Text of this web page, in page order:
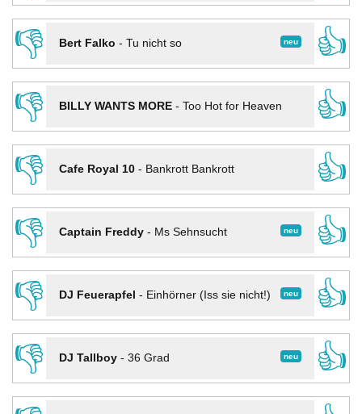
👎
neu
Bert Falko - Tu nicht so
👍
👎
BILLY WANTS MORE- Too Hot for Heaven
👍
👎
Cafe Royal 10- Bankrott Bankrott
👍
👎
neu
Captain Freddy- Ms Sehnsucht
👍
👎
neu
DJ Feuerapfel - Einhörner (Iss sie nicht!)
👍
👎
neu
DJ Tallboy- 36 Grad
👍